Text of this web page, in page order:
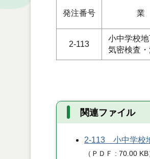
発注番号 業
2-113
小中学校
気密検査
関連ファイル
2-113 小中学校
（ ＰＤＦ 70.00 KB